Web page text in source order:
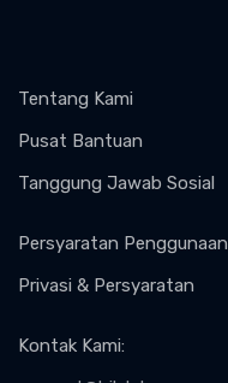
Tentang Kami
Pusat Bantuan
Tanggung Jawab Sosial
Persyaratan Penggunaan
Privasi & Persyaratan
Kontak Kami: